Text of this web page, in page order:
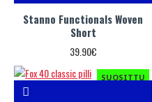
Stanno Functionals Woven
Short
39.90€
SUOSITTU